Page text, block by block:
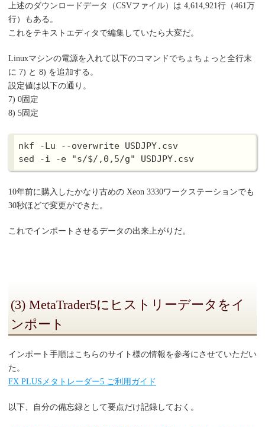
上述のダウンロードデータ（CSVファイル）は 4,614,921行（461万
行）もある。
これをテキストエディタで編集していたら大変だ。
Linuxマシンの電源を入れて以下のコマンドでちょちょっと全行末
に 7) と 8) を追加する。
設定値は以下の通り。
7) 0固定
8) 5固定
nkf -Lu --overwrite USDJPY.csv
10年前に購入したかなり古めの Xeon 3330ワークステーションでも
30秒ほどで変更ができた。
これでインポートさせるデータの出来上がりだ。
(3) MetaTrader5にヒストリーデータをイ
ンポート
インポート手順はこちらのサイト様の情報を参考にさせていただい
た。
FX PLUSメタトレーダー5 ご利用ガイド
以下、自分の備忘録として要点だけ記録しておく。